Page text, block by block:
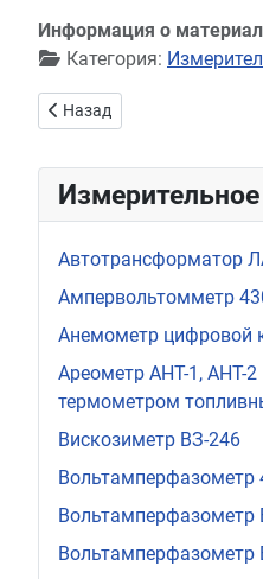
Измерительное
Автотрансформатор
Ампервольтомметр
Анемометр цифровой
Ареометр АНТ-1, АНТ-
термометром
Вискозиметр ВЗ-246
Вольтамперфазометр
Вольтамперфазометр
Информация о
Категория:
Предыдущий: Измеритель
Назад